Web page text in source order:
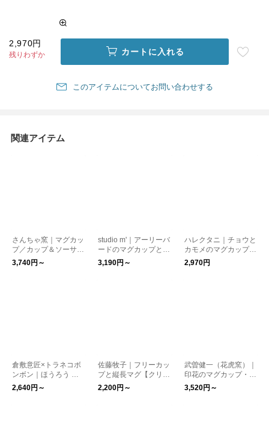
2,970円
残りわずか カートに入れる
このアイテムについてお問い合わせする
関連アイテム
さんちゃ窯｜マグカッ
プ／カップ＆ソーサー
【食器】※～2営業日
後の発送※
3,740円～
studio m'｜アーリーバ
ードのマグカップとポ
ット【スタジオエム
ティーポット】
3,190円～
ハレクタニ｜チョウと
カモメのマグカップ
（4種類）【新生活】
【父の日】【プレゼン
2,970円
倉敷意匠×トラネコボ
ンボン｜ほうろう 給
食皿・カップ【新生
活】【プレゼント】
2,640円～
佐藤牧子｜フリーカッ
プと縦長マグ【クリス
マス】【新生活】【プ
レゼント】
2,200円～
武曽健一（花虎窯）｜
印花のマグカップ・飯
碗【和食器】【父の
日】【新生活】
3,520円～